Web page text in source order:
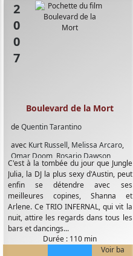
2007
deQuentin Tarantino
avec Kurt Russell, Melissa Arcaro,
Omar Doom, Rosario Dawson,
Sydney Tamiia Poitier,Vanessa
Ferlito ,Zoe Bell
Boulevard de la Mort
C'est à la tombée du jour que Jungle
Julia, la DJ la plus sexy d'Austin, peut
enfin se détendre avec ses
meilleures copines, Shanna et
Arlene. Ce TRIO INFERNAL, qui vit la
nuit, attire les regards dans tous les
bars et dancings...
Durée : 110 min
Voir ba